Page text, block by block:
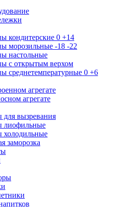
кондитерские 0 +14
морозильные -18 -22
настольные
с открытым верхом
среднетемпературные 0 +6
агрегате
агрегате
вызревания
лиофильные
холодильные
заморозка